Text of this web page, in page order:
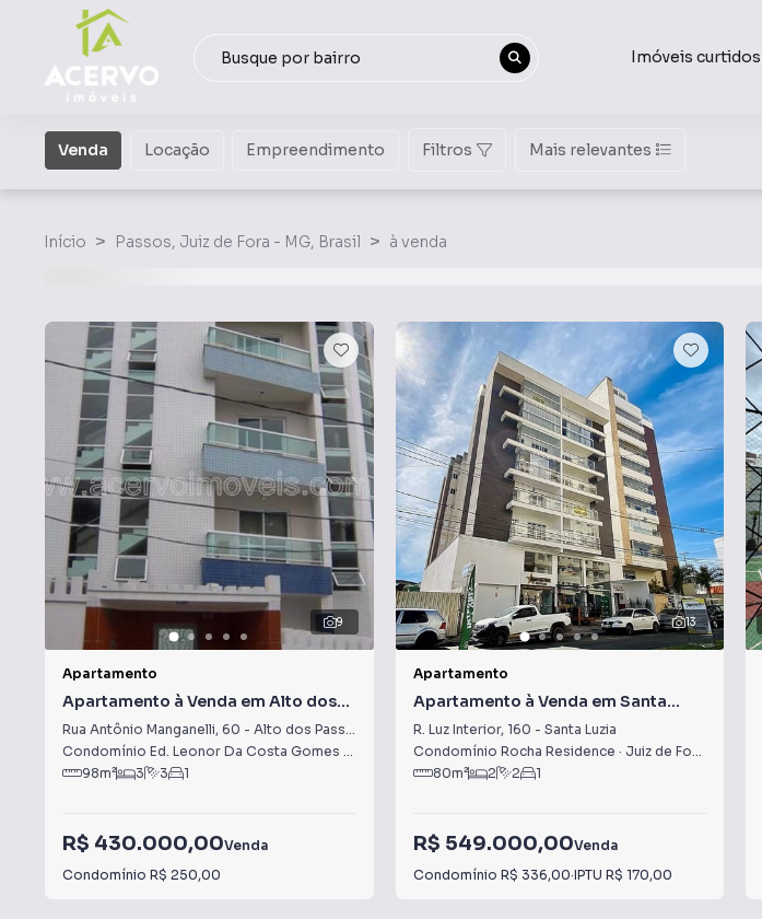
Imóveis curtidos
Venda Locação Empreendimento Filtros Mais relevantes
Início Passos, Juiz de Fora - MG, Brasil à venda
9
Apartamento
Apartamento à Venda em Alto dos
Passos
Rua Antônio Manganelli, 60 - Alto dos Passos
Condomínio Ed. Leonor Da Costa Gomes
Juiz de Fora,MG
98m² 3 3 1
R$ 430.000,00Venda
Condomínio R$ 250,00
13
Apartamento
Apartamento à Venda em Santa
Luzia
R. Luz Interior, 160 - Santa Luzia
Condomínio Rocha Residence · Juiz de Fora
80m² 2 2 1
R$ 549.000,00Venda
Condomínio R$ 336,00·IPTU R$ 170,00